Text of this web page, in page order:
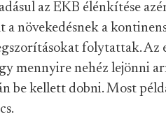
az EKB élénkítése
a növekedésnek a
folytattak. Az
mennyire nehéz lejönni
be kellett dobni. Most